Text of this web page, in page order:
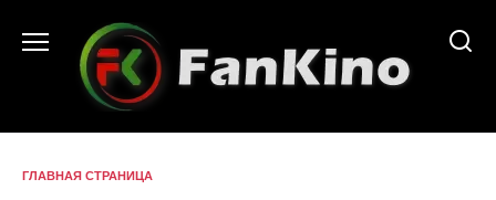
содержанию
ГЛАВНАЯ СТРАНИЦА